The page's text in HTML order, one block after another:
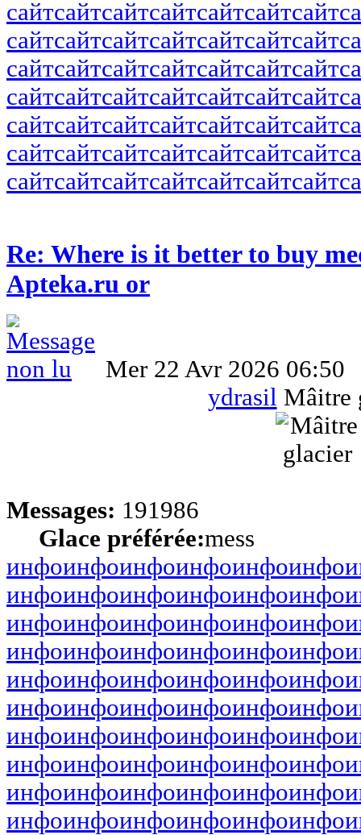
сайтсайтсайтсайтсайтсайтсайт
сайтсайтсайтсайтсайтсайтсайт
сайтсайтсайтсайтсайтсайтсайт
сайтсайтсайтсайтсайтсайтсайт
сайтсайтсайтсайтсайтсайтсайт
сайтсайтсайтсайтсайтсайтсайт
сайтсайтсайтсайтсайтсайтсайт
Re: Where is it better to buy
Apteka.ru or
Mer 22 Avr 2026 06:50
ydrasil Mâitre
Messages: 191986
Glace préférée:mess
инфоинфоинфоинфоинфоинфо
инфоинфоинфоинфоинфоинфо
инфоинфоинфоинфоинфоинфо
инфоинфоинфоинфоинфоинфо
инфоинфоинфоинфоинфоинфо
инфоинфоинфоинфоинфоинфо
инфоинфоинфоинфоинфоинфо
инфоинфоинфоинфоинфоинфо
инфоинфоинфоинфоинфоинфо
инфоинфоинфоинфоинфоинфо